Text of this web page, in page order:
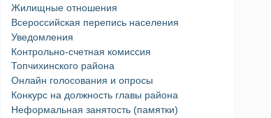
Жилищные отношения
Всероссийская перепись населения
Уведомления
Контрольно-счетная комиссия
Топчихинского района
Онлайн голосования и опросы
Конкурс на должность главы района
Неформальная занятость (памятки)